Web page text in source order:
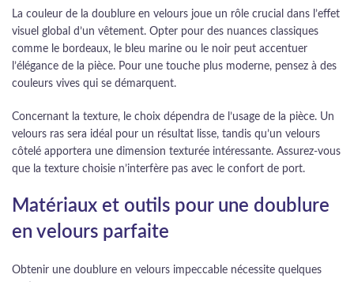
La couleur de la doublure en velours joue un rôle crucial dans l’effet
visuel global d’un vêtement. Opter pour des nuances classiques
comme le bordeaux, le bleu marine ou le noir peut accentuer
l’élégance de la pièce. Pour une touche plus moderne, pensez à des
couleurs vives qui se démarquent.
Concernant la texture, le choix dépendra de l’usage de la pièce. Un
velours ras sera idéal pour un résultat lisse, tandis qu’un velours
côtelé apportera une dimension texturée intéressante. Assurez-vous
que la texture choisie n’interfère pas avec le confort de port.
Matériaux et outils pour une doublure
en velours parfaite
Obtenir une doublure en velours impeccable nécessite quelques